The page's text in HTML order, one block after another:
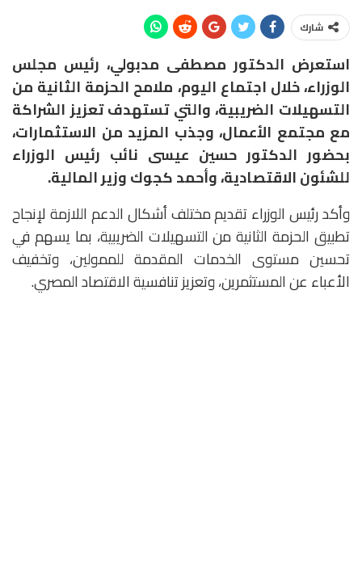
شارك
استعرض الدكتور مصطفى مدبولي، رئيس مجلس
الوزراء، خلال اجتماع اليوم، ملامح الحزمة الثانية من
التسهيلات الضريبية، والتي تستهدف تعزيز الشراكة
مع مجتمع الأعمال، وجذب المزيد من الاستثمارات،
بحضور الدكتور حسين عيسى نائب رئيس الوزراء
للشئون الاقتصادية، وأحمد كجوك وزير المالية.
وأكد رئيس الوزراء تقديم مختلف أشكال الدعم اللازمة لإنجاح
تطبيق الحزمة الثانية من التسهيلات الضريبية، بما يسهم في
تحسين مستوى الخدمات المقدمة للممولين، وتخفيف
الأعباء عن المستثمرين، وتعزيز تنافسية الاقتصاد المصري.